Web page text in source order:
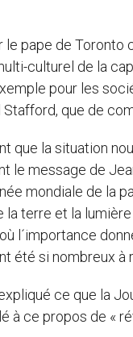
le pape de
culturel de la
pour les
que de
que la situation
le message de
mondiale de la
terre et la
l´importance
été si nombreux à
ce que la
à ce propos de «